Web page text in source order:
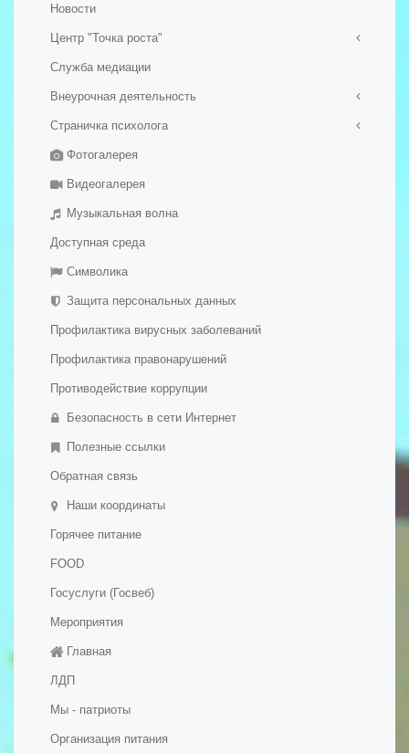
Новости
Центр "Точка роста"
Общая информация о центре "Точка роста"
Документы
Образовательные программы
Режим занятий
Мероприятия
Дополнительная информация
Служба медиации
Внеурочная деятельность
ШСК "Вымпел"
Школьный хор
Школьный театр
Страничка психолога
График консультаций
Фотогалерея
Видеогалерея
Музыкальная волна
Доступная среда
Символика
Защита персональных данных
Профилактика вирусных заболеваний
Профилактика правонарушений
Противодействие коррупции
Безопасность в сети Интернет
Полезные ссылки
Обратная связь
Наши координаты
Горячее питание
FOOD
Госуслуги (Госвеб)
Мероприятия
Главная
ЛДП
Мы - патриоты
Организация питания